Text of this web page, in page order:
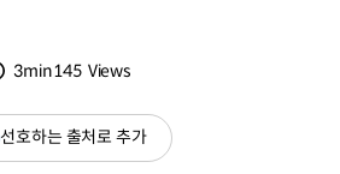
3min145 Views
선호하는 출처로 추가(새
창